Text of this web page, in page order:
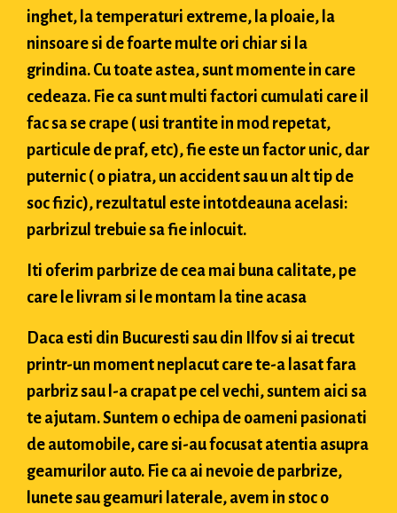
inghet, la temperaturi extreme, la ploaie, la
ninsoare si de foarte multe ori chiar si la
grindina. Cu toate astea, sunt momente in care
cedeaza. Fie ca sunt multi factori cumulati care il
fac sa se crape ( usi trantite in mod repetat,
particule de praf, etc), fie este un factor unic, dar
puternic ( o piatra, un accident sau un alt tip de
soc fizic), rezultatul este intotdeauna acelasi:
parbrizul trebuie sa fie inlocuit.
Iti oferim parbrize de cea mai buna calitate, pe
care le livram si le montam la tine acasa
Daca esti din Bucuresti sau din Ilfov si ai trecut
printr-un moment neplacut care te-a lasat fara
parbriz sau l-a crapat pe cel vechi, suntem aici sa
te ajutam. Suntem o echipa de oameni pasionati
de automobile, care si-au focusat atentia asupra
geamurilor auto. Fie ca ai nevoie de parbrize,
lunete sau geamuri laterale, avem in stoc o